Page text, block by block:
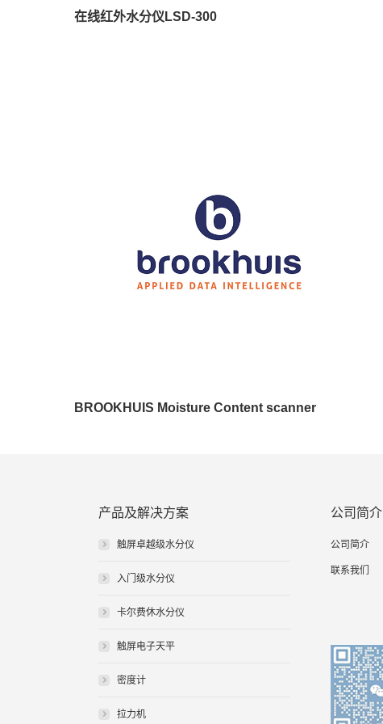
在线红外水分仪LSD-300
BROOKHUIS Moisture Content scanner
产品及解决方案
触屏卓越级水分仪
入门级水分仪
卡尔费休水分仪
触屏电子天平
密度计
拉力机
公司简介
公司简介
联系我们